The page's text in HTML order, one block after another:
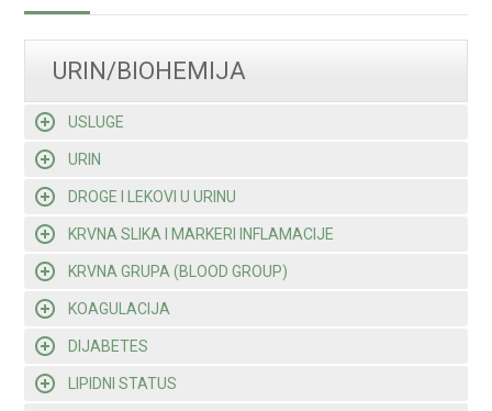
URIN/BIOHEMIJA
USLUGE
URIN
DROGE I LEKOVI U URINU
KRVNA SLIKA I MARKERI INFLAMACIJE
KRVNA GRUPA (BLOOD GROUP)
KOAGULACIJA
DIJABETES
LIPIDNI STATUS